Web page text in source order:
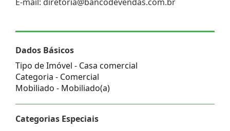
Dados Básicos
Tipo de Imóvel - Casa comercial
Categoria - Comercial
Mobiliado - Mobiliado(a)
Categorias Especiais